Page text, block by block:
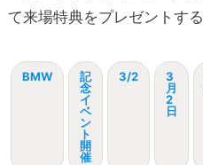
て来場特典をプレゼントする
BMW
記
念
イ
ベ
ン
ト
開
催
3/2
3
月
2
日